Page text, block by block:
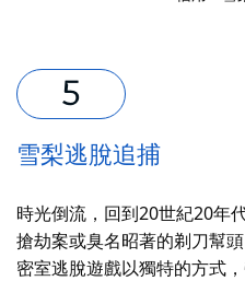
雪梨逃脫追捕
時光倒流，回到20世紀20年
搶劫案或臭名昭著的剃刀幫
密室逃脫遊戲以獨特的方式